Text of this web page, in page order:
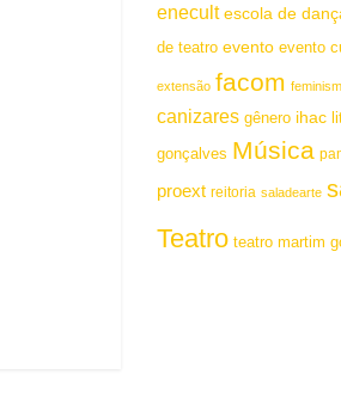
enecult escola de
de teatro evento evento
extensão facom
canizares gênero ihac
gonçalves Música
proext reitoria saladearte
Teatro teatro martim